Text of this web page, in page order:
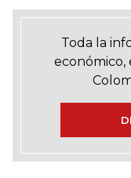
Toda la
económico,